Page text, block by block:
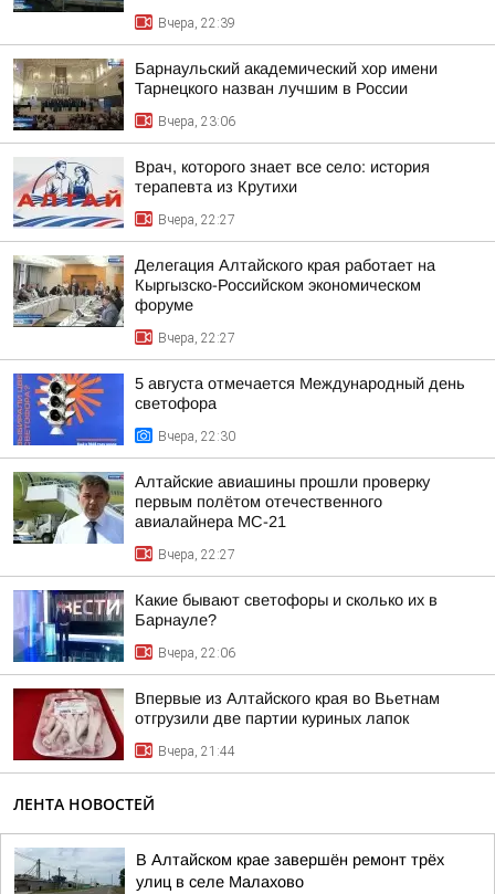
Вчера, 22:39
Барнаульский академический хор имени
Тарнецкого назван лучшим в России
Вчера, 23:06
Врач, которого знает все село: история
терапевта из Крутихи
Вчера, 22:27
Делегация Алтайского края работает на
Кыргызско-Российском экономическом
форуме
Вчера, 22:27
5 августа отмечается Международный день
светофора
Вчера, 22:30
Алтайские авиашины прошли проверку
первым полётом отечественного
авиалайнера МС-21
Вчера, 22:27
Какие бывают светофоры и сколько их в
Барнауле?
Вчера, 22:06
Впервые из Алтайского края во Вьетнам
отгрузили две партии куриных лапок
Вчера, 21:44
ЛЕНТА НОВОСТЕЙ
В Алтайском крае завершён ремонт трёх
улиц в селе Малахово